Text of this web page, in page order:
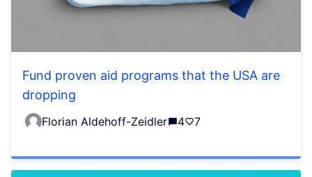
Fund proven aid programs that the USA are
dropping
Florian Aldehoff-Zeidler 4 7